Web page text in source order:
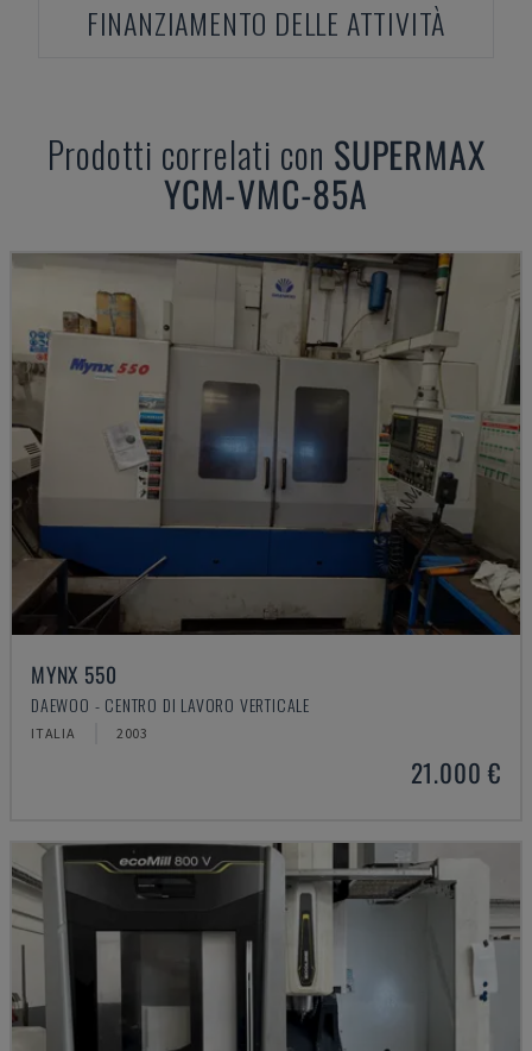
FINANZIAMENTO DELLE ATTIVITÀ
Prodotti correlati con SUPERMAX
YCM-VMC-85A
MYNX 550
DAEWOO - CENTRO DI LAVORO VERTICALE
ITALIA 2003
21.000 €